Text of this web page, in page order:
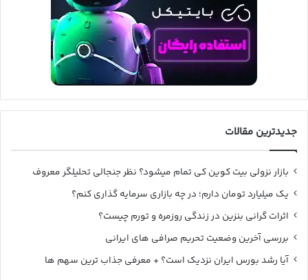
جدیدترین مقالات
بازار نزولی بیت کوین کی تمام میشود؟ نظر جنجالی تحلیلگر معروف
یک میلیارد تومان دارم؛ در چه بازاری سرمایه گذاری کنم؟
اثرات گرانی بنزین در زندگی روزمره و تورم چیست؟
بررسی آخرین وضعیت تحریم صرافی های ایرانی
آیا رشد بورس ایران نزدیک است؟ + معرفی جذاب ترین سهم ها